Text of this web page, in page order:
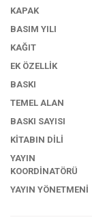
KAPAK
BASIM YILI
KAĞIT
EK ÖZELLİK
BASKI
TEMEL ALAN
BASKI SAYISI
KİTABIN DİLİ
YAYIN
KOORDİNATÖRÜ
YAYIN YÖNETMENİ